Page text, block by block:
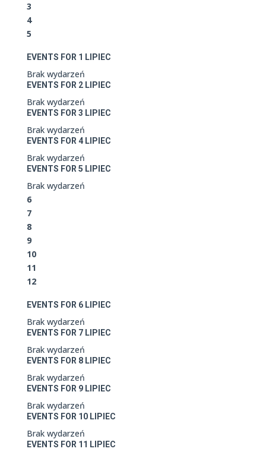
3
4
5
EVENTS FOR 1 LIPIEC
Brak wydarzeń
EVENTS FOR 2LIPIEC
Brak wydarzeń
EVENTS FOR 3 LIPIEC
Brak wydarzeń
EVENTS FOR 4LIPIEC
Brak wydarzeń
EVENTS FOR 5 LIPIEC
Brak wydarzeń
6
7
8
9
10
11
12
EVENTS FOR 6LIPIEC
Brak wydarzeń
EVENTS FOR 7LIPIEC
Brak wydarzeń
EVENTS FOR 8LIPIEC
Brak wydarzeń
EVENTS FOR 9LIPIEC
Brak wydarzeń
EVENTS FOR 10LIPIEC
Brak wydarzeń
EVENTS FOR 11 LIPIEC